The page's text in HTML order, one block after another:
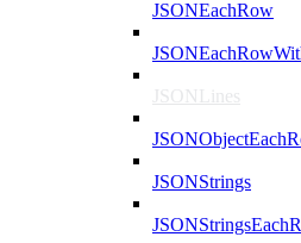
JSONEachRow
JSONLines
JSONStrings